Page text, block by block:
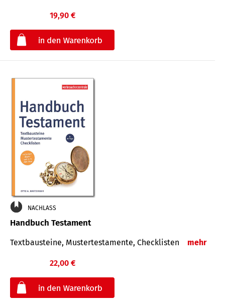
19,90 €
NACHLASS
Handbuch Testament
Textbausteine, Mustertestamente, Checklisten mehr
22,00 €